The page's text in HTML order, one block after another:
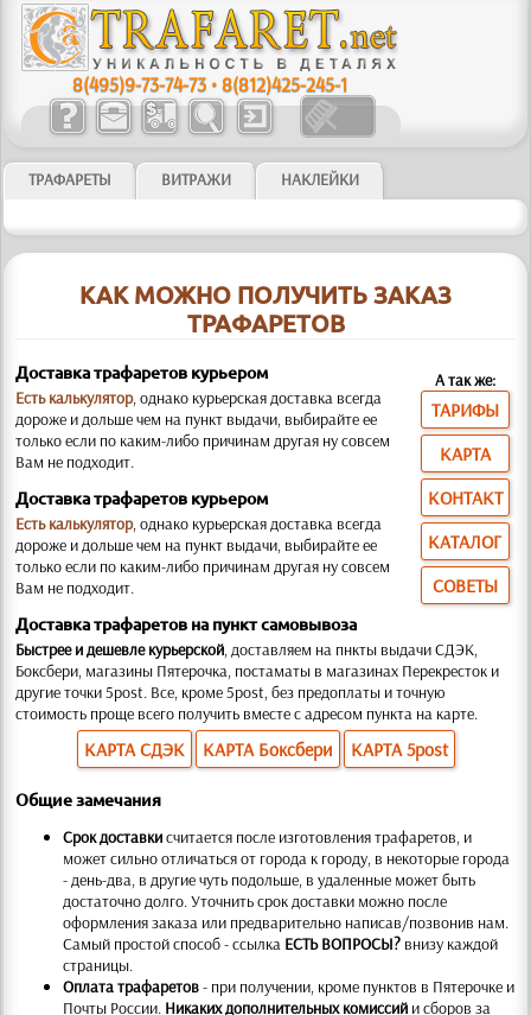
8(495)9-73-74-73 •8(812)425-245-1
ТРАФАРЕТЫ ВИТРАЖИ НАКЛЕЙКИ
КАК МОЖНО ПОЛУЧИТЬ ЗАКАЗ
ТРАФАРЕТОВ
А так же:
ТАРИФЫ
КАРТА
КОНТАКТ
КАТАЛОГ
СОВЕТЫ
Доставка трафаретов курьером
Есть калькулятор, однако курьерская доставка всегда
дороже и дольше чем на пункт выдачи, выбирайте ее
только если по каким-либо причинам другая ну совсем
Вам не подходит.
Доставка трафаретов курьером
Есть калькулятор, однако курьерская доставка всегда
дороже и дольше чем на пункт выдачи, выбирайте ее
только если по каким-либо причинам другая ну совсем
Вам не подходит.
Доставка трафаретов на пункт самовывоза
Быстрее и дешевле курьерской, доставляем на пнкты выдачи СДЭК,
Боксбери, магазины Пятерочка, постаматы в магазинах Перекресток и
другие точки 5post. Все, кроме 5post, без предоплаты и точную
стоимость проще всего получить вместе с адресом пункта на карте.
КАРТА СДЭК КАРТА Боксбери КАРТА 5post
Общие замечания
Срок доставкисчитается после изготовления трафаретов, и
может сильно отличаться от города к городу, в некоторые города
- день-два, в другие чуть подольше, в удаленные может быть
достаточно долго. Уточнить срок доставки можно после
оформления заказа или предварительно написав/позвонив нам.
Самый простой способ - ссылка ЕСТЬ ВОПРОСЫ? внизу каждой
страницы.
Оплата трафаретов- при получении, кроме пунктов в Пятерочке и
Почты России. Никаких дополнительных комиссий и сборов за